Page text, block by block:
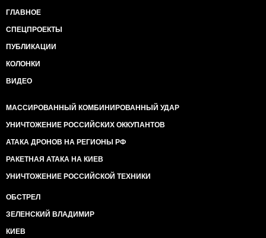
ГЛАВНОЕ
СПЕЦПРОЕКТЫ
ПУБЛИКАЦИИ
КОЛОНКИ
ВИДЕО
МАССИРОВАННЫЙ КОМБИНИРОВАННЫЙ УДАР
УНИЧТОЖЕНИЕ РОССИЙСКИХ ОККУПАНТОВ
АТАКА ДРОНОВ НА РЕГИОНЫ РФ
РАКЕТНАЯ АТАКА НА КИЕВ
УНИЧТОЖЕНИЕ РОССИЙСКОЙ ТЕХНИКИ
ОБСТРЕЛ
ЗЕЛЕНСКИЙ ВЛАДИМИР
КИЕВ